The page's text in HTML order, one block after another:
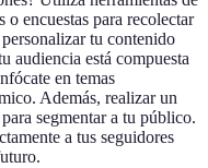
encuestas para recolectar
tu contenido
audiencia está compuesta
en temas
Además, realizar un
segmentar a tu público.
a tus seguidores